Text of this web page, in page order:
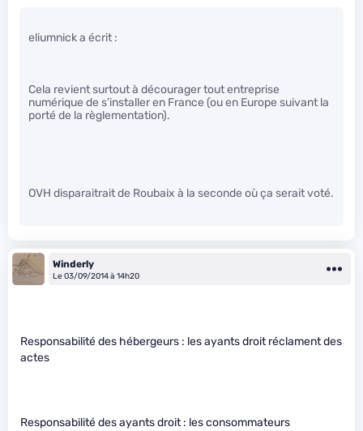
eliumnick a écrit :
Cela revient surtout à décourager tout entreprise
numérique de s’installer en France (ou en Europe suivant la
porté de la règlementation).
OVH disparaitrait de Roubaix à la seconde où ça serait voté.
Winderly
Le 03/09/2014 à 14h20
Responsabilité des hébergeurs : les ayants droit réclament des
actes
Responsabilité des ayants droit : les consommateurs